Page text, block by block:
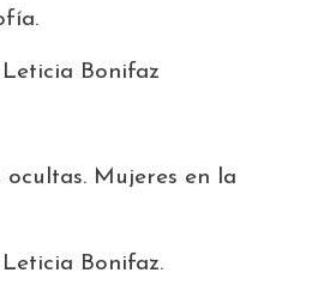
Bonifaz
ocultas. Mujeres en la
Bonifaz.